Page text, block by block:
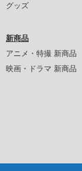
グッズ
新商品
アニメ・特撮 新商品
映画・ドラマ 新商品